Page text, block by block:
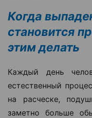
Когда
становится
этим делать
Каждый день
естественный
на расческе,
заметно больше